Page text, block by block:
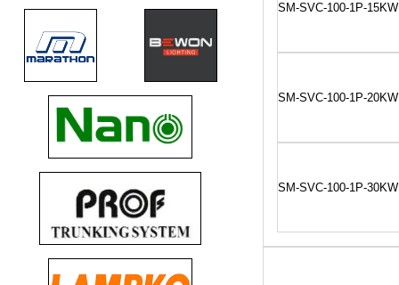
SM-SVC-100-1P-15KW
SM-SVC-100-1P-20KW
SM-SVC-100-1P-30KW